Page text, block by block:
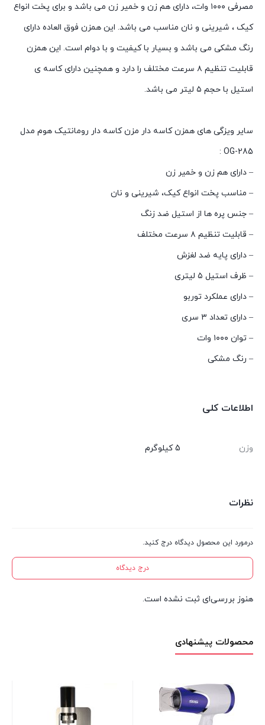
مصرفی ۱۰۰۰ وات، دارای هم زن و خمیر زن می باشد و برای پخت انواع
کیک ، شیرینی و نان مناسب می باشد. این همزن فوق العاده دارای
رنگ مشکی می باشد و بسیار با کیفیت و با دوام است. این همزن
قابلیت تنظیم ۸ سرعت مختلف را دارد و همچنین دارای کاسه ی
استیل با حجم ۵ لیتر می باشد.
سایر ویزگی های همزن کاسه دار مزن کاسه دار رومانتیک هوم مدل
OG-285 :
– دارای هم زن و خمیر زن
– مناسب پخت انواع کیک، شیرینی و نان
– جنس پره ها از استیل ضد زنگ
– قابلیت تنظیم ۸ سرعت مختلف
– دارای پایه ضد لغزش
– ظرف استیل ۵ لیتری
– دارای عملکرد توربو
– دارای تعداد ۳ سری
– توان ۱۰۰۰ وات
– رنگ مشکی
اطلاعات کلی
وزن 5 کیلوگرم
نظرات
درمورد این محصول دیدگاه درج کنید.
درج دیدگاه
هنوز بررسی‌ای ثبت نشده است.
محصولات پیشنهادی